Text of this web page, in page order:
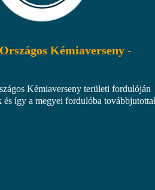
Kémiaverseny -
Kémiaverseny területi fordulóján
és így a megyei fordulóba